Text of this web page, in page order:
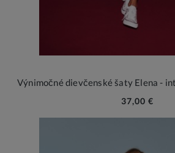
37,00 €